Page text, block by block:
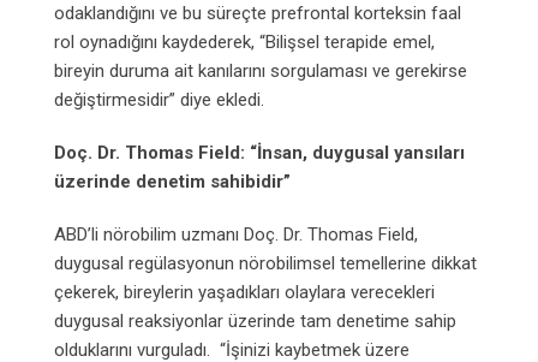
odaklandığını ve bu süreçte prefrontal korteksin faal
rol oynadığını kaydederek, “Bilişsel terapide emel,
bireyin duruma ait kanılarını sorgulaması ve gerekirse
değiştirmesidir” diye ekledi.
Doç. Dr. Thomas Field: “İnsan, duygusal yansıları
üzerinde denetim sahibidir”
ABD’li nörobilim uzmanı Doç. Dr. Thomas Field,
duygusal regülasyonun nörobilimsel temellerine dikkat
çekerek, bireylerin yaşadıkları olaylara verecekleri
duygusal reaksiyonlar üzerinde tam denetime sahip
olduklarını vurguladı. “İşinizi kaybetmek üzere